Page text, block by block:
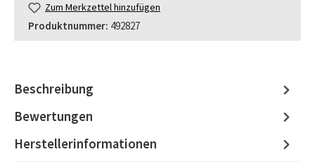
Zum Merkzettel hinzufügen
Produktnummer: 492827
Beschreibung
Bewertungen
Herstellerinformationen